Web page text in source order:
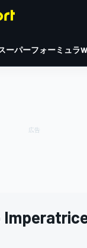
ーパーフォーミュラ